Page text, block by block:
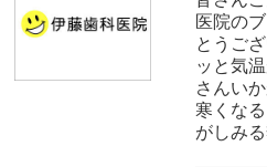
医院の
とうご
ッと気
さんい
寒くな
がしみ